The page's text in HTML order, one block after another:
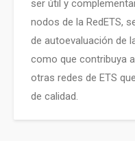
ser útil y
nodos de la RedETS,
de autoevaluación de
como que contribuya
otras redes de ETS
de calidad.